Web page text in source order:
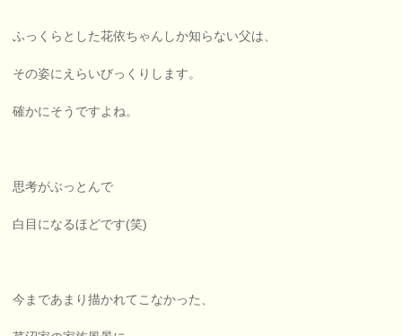
ふっくらとした花依ちゃんしか知らない父は、
その姿にえらいびっくりします。
確かにそうですよね。
思考がぶっとんで
白目になるほどです(笑)
今まであまり描かれてこなかった、